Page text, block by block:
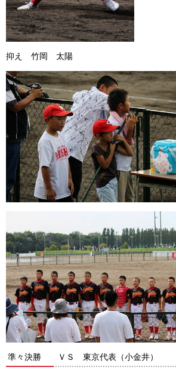
抑え 竹岡 太陽
準々決勝 ＶＳ 東京代表（小金井）